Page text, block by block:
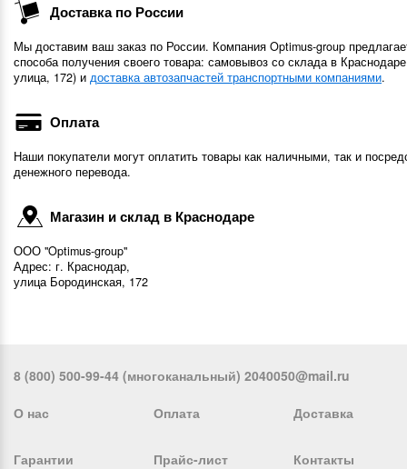
Доставка по России
Мы доставим ваш заказ по России. Компания Optimus-group
способа получения своего товара: самовывоз со склада в
улица, 172) и доставка автозапчастей транспортными компаниями.
Оплата
Наши покупатели могут оплатить товары как наличными, так и
денежного перевода.
Магазин и склад в Краснодаре
ООО "Optimus-group"
Адрес: г. Краснодар,
улица Бородинская, 172
8 (800) 500-99-44 (многоканальный) 2040050@mail.ru
О нас Оплата Доставка
Гарантии Прайс-лист Контакты